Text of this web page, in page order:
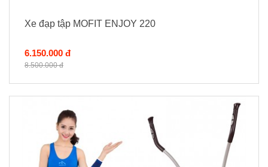
Xe đạp tập MOFIT ENJOY 220
6.150.000 đ
8.500.000 đ